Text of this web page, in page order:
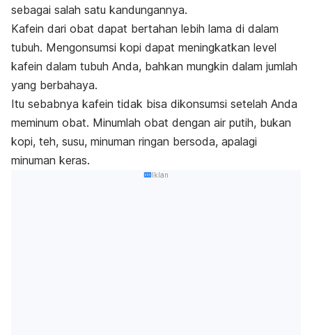
sebagai salah satu kandungannya.
Kafein dari obat dapat bertahan lebih lama di dalam
tubuh. Mengonsumsi kopi dapat meningkatkan level
kafein dalam tubuh Anda, bahkan mungkin dalam jumlah
yang berbahaya.
Itu sebabnya kafein tidak bisa dikonsumsi setelah Anda
meminum obat. Minumlah obat dengan air putih, bukan
kopi, teh, susu, minuman ringan bersoda, apalagi
minuman keras.
Iklan